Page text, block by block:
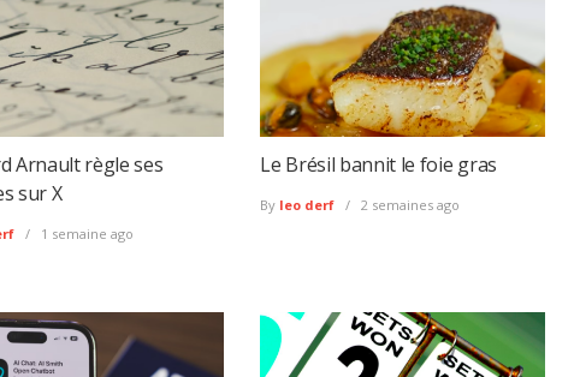
Arnault règle ses
sur X
1 semaine ago
Le Brésil bannit le foie gras
By leo derf 2 semaines ago